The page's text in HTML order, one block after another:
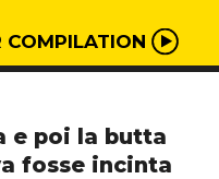
COMPILATION
e poi la butta
fosse incinta